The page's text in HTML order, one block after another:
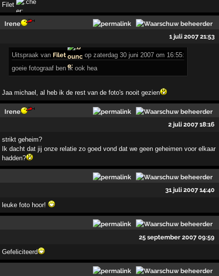
Filet
Irene
1 juli 2007 21:53
Uitspraak van Filet
op zaterdag 30 juni 2007 om 16:55:
goeie fotograaf ben ik ook hea
Jaa michael, al heb ik de rest van de foto's nooit gezien
Irene
2 juli 2007 18:16
strikt geheim?
Ik dacht dat jij onze relatie zo goed vond dat we geen geheimen voor elkaar
hadden?
31 juli 2007 14:40
leuke foto hoor!
25 september 2007 09:59
Gefeliciteerd